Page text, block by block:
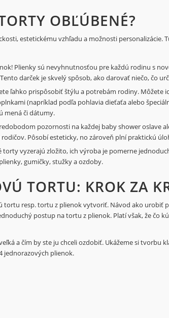
OBĽÚBENÉ?
estetickému vzhľadu a možnosti personalizácie.
Plienky sú nevyhnutnosťou pre každú rodinu s
darček je skvelý spôsob, ako darovať niečo, čo
ľahko prispôsobiť štýlu a potrebám rodiny. Môžete
(napríklad podľa pohlavia dieťaťa alebo
mená či dátumy.
pozornosti na každej baby shower oslave
Pôsobí esteticky, no zároveň plní praktickú
torty vyzerajú zložito, ich výroba je pomerne
gumičky, stužky a ozdoby.
TORTU: KROK ZA
tortu resp. tortu z plienok vytvoriť. Návod ako urobiť
postup na tortu z plienok. Platí však, že čo
a čím by ste ju chceli ozdobiť. Ukážeme si tvorbu
jednorazových plienok.